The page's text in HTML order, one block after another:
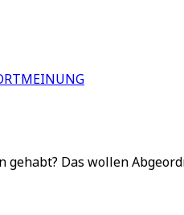
MEINUNG
Das wollen